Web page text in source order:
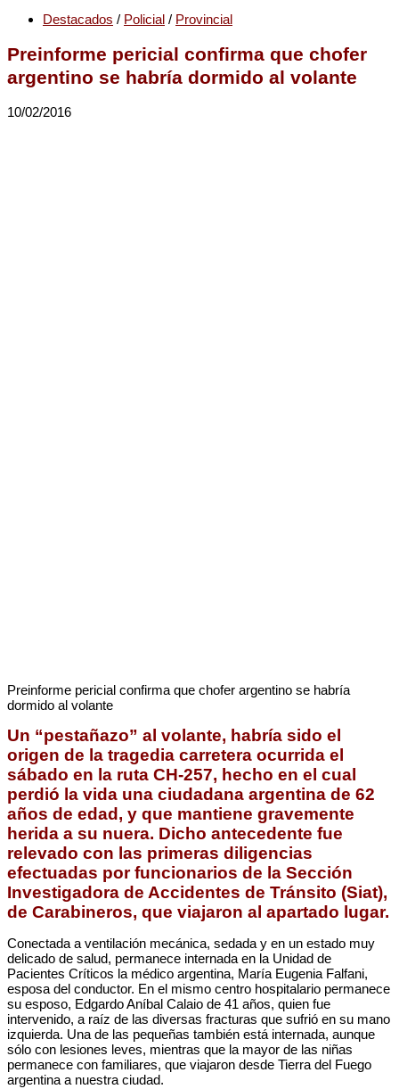
Destacados / Policial / Provincial
Preinforme pericial confirma que chofer
argentino se habría dormido al volante
10/02/2016
Preinforme pericial confirma que chofer argentino se habría
dormido al volante
Un “pestañazo” al volante, habría sido el
origen de la tragedia carretera ocurrida el
sábado en la ruta CH-257, hecho en el cual
perdió la vida una ciudadana argentina de 62
años de edad, y que mantiene gravemente
herida a su nuera. Dicho antecedente fue
relevado con las primeras diligencias
efectuadas por funcionarios de la Sección
Investigadora de Accidentes de Tránsito (Siat),
de Carabineros, que viajaron al apartado lugar.
Conectada a ventilación mecánica, sedada y en un estado muy
delicado de salud, permanece internada en la Unidad de
Pacientes Críticos la médico argentina, María Eugenia Falfani,
esposa del conductor. En el mismo centro hospitalario permanece
su esposo, Edgardo Aníbal Calaio de 41 años, quien fue
intervenido, a raíz de las diversas fracturas que sufrió en su mano
izquierda. Una de las pequeñas también está internada, aunque
sólo con lesiones leves, mientras que la mayor de las niñas
permanece con familiares, que viajaron desde Tierra del Fuego
argentina a nuestra ciudad.